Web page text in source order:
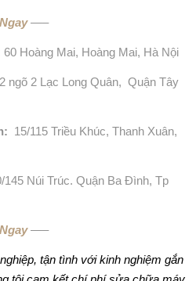
—–
60 Hoàng Mai, Hoàng Mai, Hà Nội
ngõ 2 Lạc Long Quân, Quận Tây
15/115 Triều Khúc, Thanh Xuân,
145 Núi Trúc. Quận Ba Đình, Tp
—–
tận tình với kinh nghiệm gắn